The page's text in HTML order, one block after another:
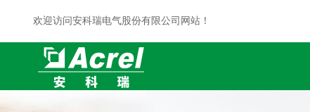
欢迎访问安科瑞电气股份有限公司网站！